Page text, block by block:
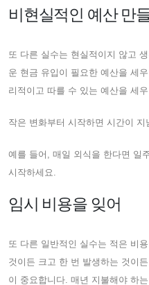
비현실적인 예산 만
또 다른 실수는 현실적이지 않고
운 현금 유입이 필요한 예산을 세
리적이고 따를 수 있는 예산을 세
작은 변화부터 시작하면 시간이
예를 들어, 매일 외식을 한다면 일
시작하세요.
임시 비용을 잊어
또 다른 일반적인 실수는 적은 비
것이든 크고 한 번 발생하는 것이
이 중요합니다. 매년 지불해야 하